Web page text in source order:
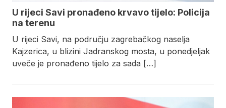
U rijeci Savi pronađeno krvavo tijelo: Policija
na terenu
U rijeci Savi, na području zagrebačkog naselja
Kajzerica, u blizini Jadranskog mosta, u ponedjeljak
uveče je pronađeno tijelo za sada […]